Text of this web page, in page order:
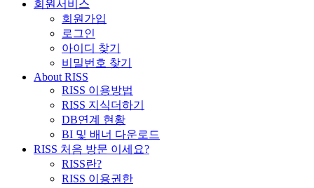
회원서비스
회원가입
로그인
아이디 찾기
비밀번호 찾기
About RISS
RISS 이용방법
RISS 지식더하기
DB연계 현황
BI 및 배너 다운로드
RISS 처음 방문 이세요?
RISS란?
RISS 이용권한